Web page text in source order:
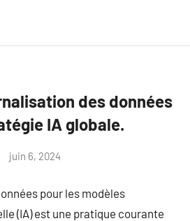
des données
IA globale.
juin 6, 2024
pour les modèles
(IA) est une pratique courante